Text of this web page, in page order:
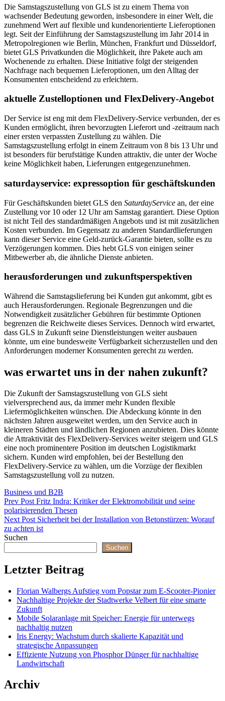
Die Samstagszustellung von GLS ist zu einem Thema von
wachsender Bedeutung geworden, insbesondere in einer Welt, die
zunehmend Wert auf flexible und kundenorientierte Lieferoptionen
legt. Seit der Einführung der Samstagszustellung im Jahr 2014 in
Metropolregionen wie Berlin, München, Frankfurt und Düsseldorf,
bietet GLS Privatkunden die Möglichkeit, ihre Pakete auch am
Wochenende zu erhalten. Diese Initiative folgt der steigenden
Nachfrage nach bequemen Lieferoptionen, um den Alltag der
Konsumenten entscheidend zu erleichtern.
aktuelle Zustelloptionen und FlexDelivery-Angebot
Der Service ist eng mit dem FlexDelivery-Service verbunden, der es
Kunden ermöglicht, ihren bevorzugten Lieferort und -zeitraum nach
einer ersten verpassten Zustellung zu wählen. Die
Samstagszustellung erfolgt in einem Zeitraum von 8 bis 13 Uhr und
ist besonders für berufstätige Kunden attraktiv, die unter der Woche
keine Möglichkeit haben, Lieferungen entgegenzunehmen.
saturdayservice: expressoption für geschäftskunden
Für Geschäftskunden bietet GLS den SaturdayService an, der eine
Zustellung vor 10 oder 12 Uhr am Samstag garantiert. Diese Option
ist nicht Teil des standardmäßigen Angebots und ist mit zusätzlichen
Kosten verbunden. Im Gegensatz zu anderen Standardlieferungen
kann dieser Service eine Geld-zurück-Garantie bieten, sollte es zu
Verzögerungen kommen. Dies hebt GLS von einigen seiner
Mitbewerber ab, die ähnliche Dienste anbieten.
herausforderungen und zukunftsperspektiven
Während die Samstagslieferung bei Kunden gut ankommt, gibt es
auch Herausforderungen. Regionale Begrenzungen und die
Notwendigkeit zusätzlicher Gebühren für bestimmte Optionen
begrenzen die Reichweite dieses Services. Dennoch wird erwartet,
dass GLS in Zukunft seine Dienstleistungen weiter ausbauen
könnte, um eine bundesweite Verfügbarkeit sicherzustellen und den
Anforderungen moderner Konsumenten gerecht zu werden.
was erwartet uns in der nahen zukunft?
Die Zukunft der Samstagszustellung von GLS sieht
vielversprechend aus, da immer mehr Kunden flexible
Liefermöglichkeiten wünschen. Die Abdeckung könnte in den
nächsten Jahren ausgeweitet werden, um den Service auch in
kleineren Städten und ländlichen Regionen anzubieten. Dies könnte
die Attraktivität des FlexDelivery-Services weiter steigern und GLS
eine noch prominentere Position im deutschen Logistikmarkt
sichern. Kunden wird empfohlen, bei der Bestellung den
FlexDelivery-Service zu wählen, um die Vorzüge der flexiblen
Samstagszustellung voll zu nutzen.
Categories
Business und B2B
Beitragsnavigation
Previous
Post
Prev Post Fritz Indra: Kritiker der Elektromobilität und seine
polarisierenden Thesen
Next
Post
Next Post Sicherheit bei der Installation von Betonstürzen: Worauf
zu achten ist
Suchen
Suchen
Letzter Beitrag
Florian Walbergs Aufstieg vom Popstar zum E-Scooter-Pionier
Nachhaltige Projekte der Stadtwerke Velbert für eine smarte
Zukunft
Mobile Solaranlage mit Speicher: Energie für unterwegs
nachhaltig nutzen
Iris Energy: Wachstum durch skalierte Kapazität und
strategische Anpassungen
Effiziente Nutzung von Phosphor Dünger für nachhaltige
Landwirtschaft
Archiv